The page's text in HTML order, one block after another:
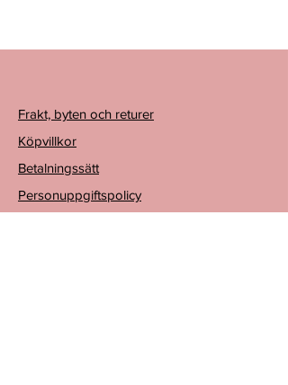
Frakt, byten och returer
Köpvillkor
Betalningssätt
Personuppgiftspolicy